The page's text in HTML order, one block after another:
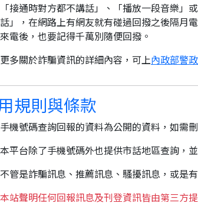
「接通時對方都不講話」、「播放一段音樂
話」，在網路上有網友就有碰過回撥之後隔月
來電後，也要記得千萬別隨便回撥。
更多關於詐騙資訊的詳細內容，可上內政部警
規則與條款
手機號碼查詢回報的資料為公開的資料，如需
本平台除了手機號碼外也提供市話地區查詢，
不管是詐騙訊息、推薦訊息、騷擾訊息，或是
本站聲明任何回報訊息及刊登資訊皆由第三方